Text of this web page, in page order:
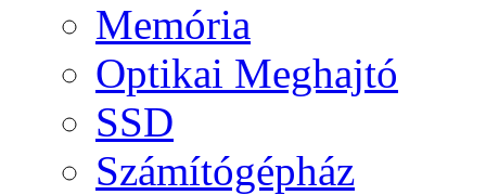
Memória
Optikai Meghajtó
SSD
Számítógépház